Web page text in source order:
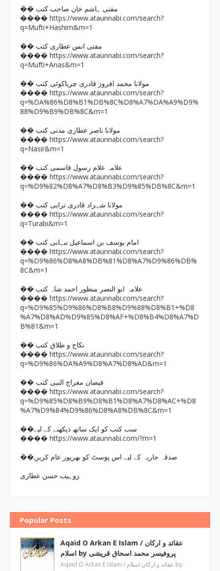
�� مفتی ہاشم خان صاحب کتب
���� https://www.ataunnabi.com/search?
q=Mufti+Hashim&m=1
�� مفتی انس عطاری کتب
���� https://www.ataunnabi.com/search?
q=Mufti+Anas&m=1
�� مولانا محمد افروز قادری چریاکوٹی کتب
���� https://www.ataunnabi.com/search?
q=%DA%86%D8%B1%DB%8C%D8%A7%DA%A9%D9%
88%D9%B9%DB%8C&m=1
�� مولانا ناصر عطاری مدنی کتب
���� https://www.ataunnabi.com/search?
q=Nasir&m=1
�� علامہ غلام رسول قاسمی کتب
���� https://www.ataunnabi.com/search?
q=%D9%82%D8%A7%D8%B3%D9%85%DB%8C&m=1
�� مولانا شہزاد قادری ترابی کتب
���� https://www.ataunnabi.com/search?
q=Turabi&m=1
�� امام یوسف بن اسماعیل نبہانی کتب
���� https://www.ataunnabi.com/search?
q=%D9%86%D8%A8%DB%81%D8%A7%D9%86%DB%
8C&m=1
�� علامہ ابو النصر منظور احمد شاہ کتب
���� https://www.ataunnabi.com/search?
q=%D9%85%D9%86%D8%B8%D9%88%D8%B1+%D8
%A7%D8%AD%D9%85%D8%AF+%D8%B4%D8%A7%D
B%81&m=1
�� نکاح و طلاق کتب
���� https://www.ataunnabi.com/search?
q=%D9%86%DA%A9%D8%A7%D8%AD&m=1
�� فیضان معراج النبی کتب
���� https://www.ataunnabi.com/search?
q=%D9%85%D8%B9%D8%B1%D8%A7%D8%AC+%D8
%A7%D9%84%D9%86%D8%A8%DB%8C&m=1
��سب کتب کو ایک ساتھ دیکھنے کے لیے
���� https://www.ataunnabi.com/?m=1
��صدقہ جاریہ کے لیے اس پوسٹ کو بھرپور عام کریں
زوہیب حسن عطاری
Popular Posts
Aqaid O Arkan E Islam / عقائد و ارکان
اسلام by پروفیسر محمد اسحاق قریشی
Aqaid O Arkan E Islam / عقائد و ارکان اسلام by